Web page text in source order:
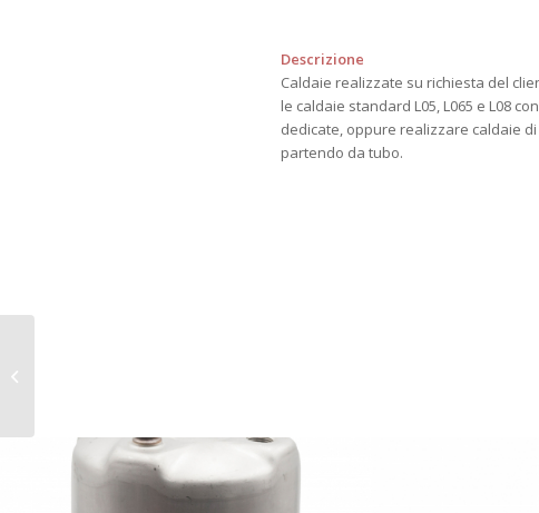
Descrizione
Caldaie realizzate su richiesta del
le caldaie standard L05, L065 e L08
dedicate, oppure realizzare caldaie
partendo da tubo.